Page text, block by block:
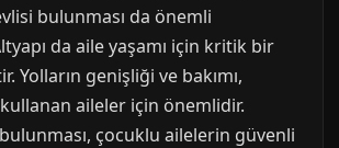
bulunması da önemli
da aile yaşamı için kritik bir
Yolların genişliği ve bakımı,
aileler için önemlidir.
bulunması, çocuklu ailelerin güvenli